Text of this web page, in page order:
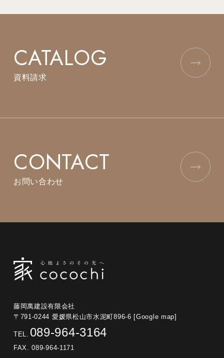
CATALOG
資料請求
CONTACT
お問い合わせ
藤岡萬建設有限会社
〒791-0244 愛媛県松山市水泥町896-6
[Google map]
TEL. 089-964-3164
FAX. 089-964-1171